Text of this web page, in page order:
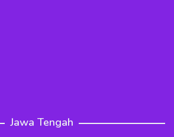
Jawa Tengah